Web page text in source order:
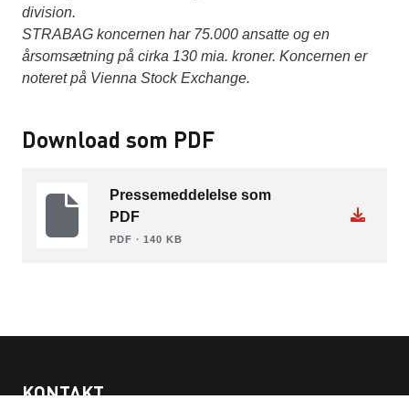
division.
STRABAG koncernen har 75.000 ansatte og en
årsomsætning på cirka 130 mia. kroner. Koncernen er
noteret på Vienna Stock Exchange.
Download som PDF
Pressemeddelelse som
PDF
PDF ∙ 140 KB
KONTAKT